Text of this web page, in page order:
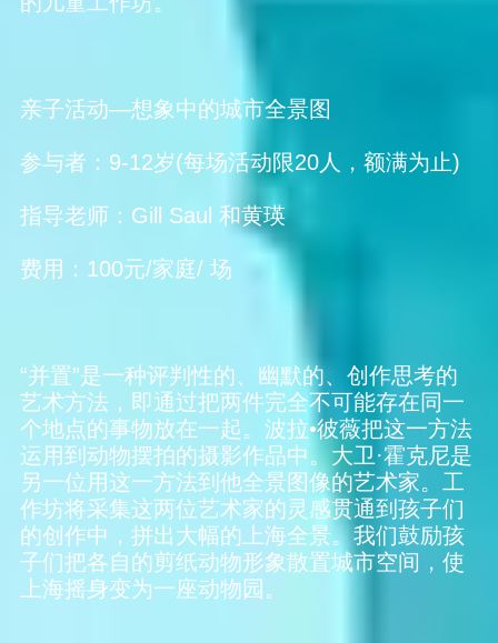
亲子活动—想象中的城市全景图
参与者：9-12岁(每场活动限20人，额满为止)
指导老师：Gill Saul 和黄瑛
费用：100元/家庭/ 场
“并置”是一种评判性的、幽默的、创作思考的
艺术方法，即通过把两件完全不可能存在同一
个地点的事物放在一起。波拉•彼薇把这一方法
运用到动物摆拍的摄影作品中。大卫·霍克尼是
另一位用这一方法到他全景图像的艺术家。工
作坊将采集这两位艺术家的灵感贯通到孩子们
的创作中，拼出大幅的上海全景。我们鼓励孩
子们把各自的剪纸动物形象散置城市空间，使
上海摇身变为一座动物园。